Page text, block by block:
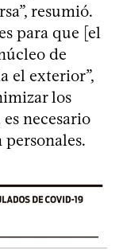
resumió.
para que [el
de
el exterior”,
los
necesario